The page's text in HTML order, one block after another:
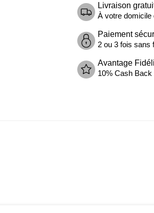
Livraison
À votre domicile
Paiement
2 ou 3 fois sans
Avantage
10% Cash Back